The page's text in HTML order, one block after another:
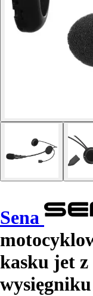
Sena
kasku jet
wysięgniku